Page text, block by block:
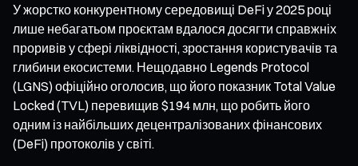
У жорстко конкурентному середовищі DeFi у 2025 році
лише небагатьом проєктам вдалося досягти справжніх
проривів у сфері ліквідності, зростання користувачів та
глибини екосистеми. Нещодавно Legends Protocol
(LGNS) офіційно оголосив, що його показник Total Value
Locked (TVL) перевищив $194 млн, що робить його
одним із найбільших децентралізованих фінансових
(DeFi) протоколів у світі.